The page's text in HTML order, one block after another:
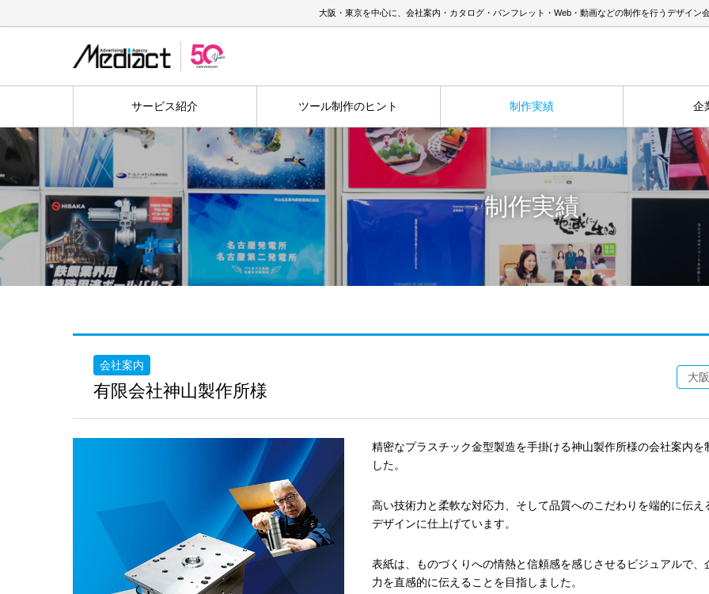
大阪・東京を中心に、会社案内・カタログ・パンフレット・Web・動画などの制作を行うデザイン
サービス紹介 ツール制作のヒント 制作実績 企
制作実績
会社案内
有限会社神山製作所様
大
精密なプラスチック金型製造を手掛ける神山製作所様の会社案内を
した。
高い技術力と柔軟な対応力、そして品質へのこだわりを端的に伝え
デザインに仕上げています。
表紙は、ものづくりへの情熱と信頼感を感じさせるビジュアルで、
力を直感的に伝えることを目指しました。